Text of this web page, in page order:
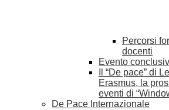
Percorsi
docenti
Evento
Il “De pace” di
Erasmus, la
eventi di
De Pace Internazionale